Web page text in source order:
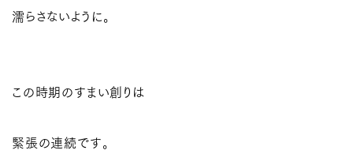
濡らさないように。
この時期のすまい創りは
緊張の連続です。